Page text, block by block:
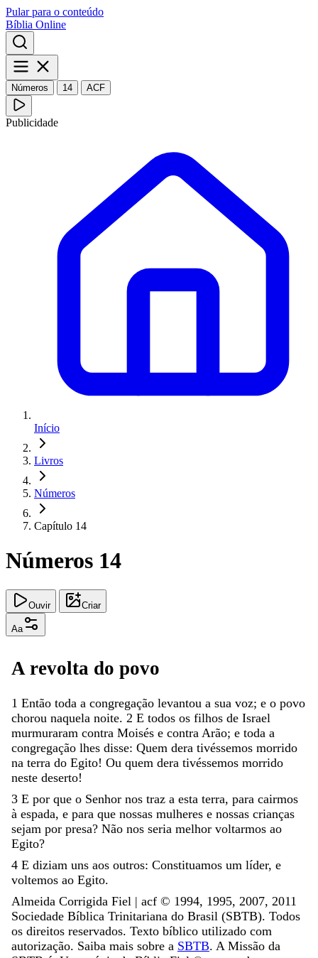
Pular para o conteúdo
Bíblia Online
Números 14 ACF
Publicidade
Início
Livros
Números
Capítulo 14
Números 14
Ouvir Criar
Aa
A revolta do povo
1 Então toda a congregação levantou a sua voz; e o povo
chorou naquela noite. 2 E todos os filhos de Israel
murmuraram contra Moisés e contra Arão; e toda a
congregação lhes disse: Quem dera tivéssemos morrido
na terra do Egito! Ou quem dera tivéssemos morrido
neste deserto!
3 E por que o Senhor nos traz a esta terra, para cairmos
à espada, e para que nossas mulheres e nossas crianças
sejam por presa? Não nos seria melhor voltarmos ao
Egito?
4 E diziam uns aos outros: Constituamos um líder, e
voltemos ao Egito.
Almeida Corrigida Fiel | acf ©️ 1994, 1995, 2007, 2011
Sociedade Bíblica Trinitariana do Brasil (SBTB). Todos
os direitos reservados. Texto bíblico utilizado com
autorização. Saiba mais sobre a SBTB. A Missão da